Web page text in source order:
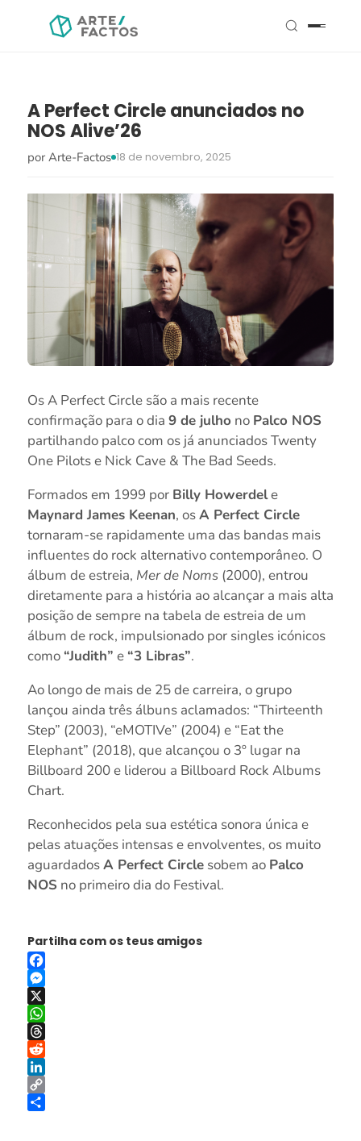
A Perfect Circle anunciados no
NOS Alive’26
por Arte-Factos 18 de novembro, 2025
Os A Perfect Circle são a mais recente
confirmação para o dia 9 de julho no Palco NOS
partilhando palco com os já anunciados Twenty
One Pilots e Nick Cave & The Bad Seeds.
Formados em 1999 por Billy Howerdele
Maynard James Keenan, osA Perfect Circle
tornaram-se rapidamente uma das bandas mais
influentes do rock alternativo contemporâneo. O
álbum de estreia, Mer de Noms(2000), entrou
diretamente para a história ao alcançar a mais alta
posição de sempre na tabela de estreia de um
álbum de rock, impulsionado por singles icónicos
como “Judith” e “3 Libras”.
Ao longo de mais de 25 de carreira, o grupo
lançou ainda três álbuns aclamados: “Thirteenth
Step” (2003), “eMOTIVe” (2004) e “Eat the
Elephant” (2018), que alcançou o 3º lugar na
Billboard 200 e liderou a Billboard Rock Albums
Chart.
Reconhecidos pela sua estética sonora única e
pelas atuações intensas e envolventes, os muito
aguardadosA Perfect Circlesobem ao Palco
NOS no primeiro dia do Festival.
Partilha com os teus amigos
Facebook
Messenger
X
WhatsApp
Threads
Reddit
LinkedIn
Copy